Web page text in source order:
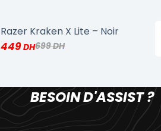
Razer Kraken X Lite – Noir
699
449
BESOIN D'ASSIST ?